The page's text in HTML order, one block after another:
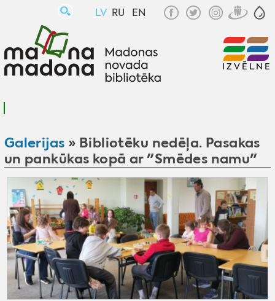
LV RU EN
IZVĒLNE
Galerijas » Bibliotēku nedēļa. Pasakas
un pankūkas kopā ar "Smēdes namu"